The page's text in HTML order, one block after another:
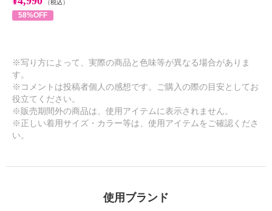
（税込）
58%OFF
※写り方によって、実際の商品と色味等が異なる場合がありま
す。
※コメントは投稿者個人の感想です。ご購入の際の目安としてお
役立てください。
※販売期間外の商品は、使用アイテムに表示されません。
※正しい着用サイズ・カラー等は、使用アイテムをご確認くださ
い。
使用ブランド